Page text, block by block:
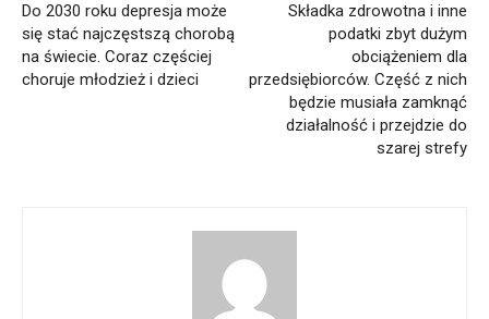
Do 2030 roku depresja może
się stać najczęstszą chorobą
na świecie. Coraz częściej
choruje młodzież i dzieci
Składka zdrowotna i inne
podatki zbyt dużym
obciążeniem dla
przedsiębiorców. Część z nich
będzie musiała zamknąć
działalność i przejdzie do
szarej strefy